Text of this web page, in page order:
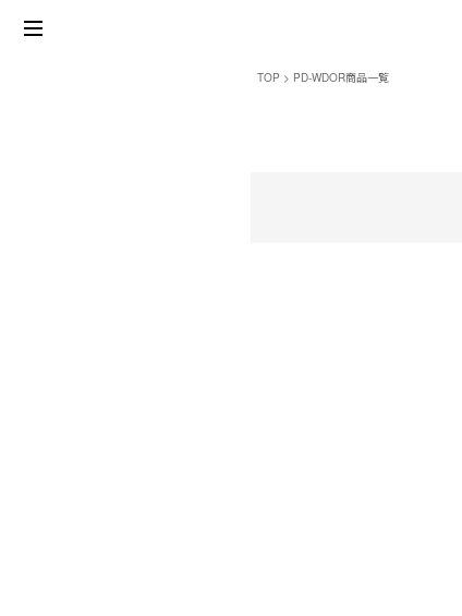
TOP PD-WDOR商品一覧